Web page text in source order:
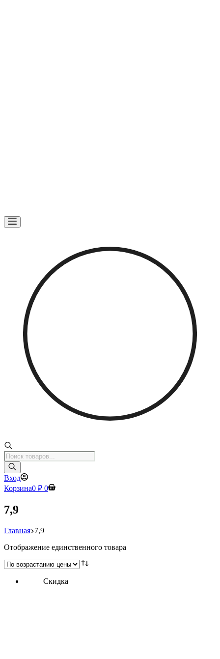
Поиск
товаров
Вход
Корзина0 ₽ 0
7,9
Главная 7,9
Отображение единственного товара
Скидка